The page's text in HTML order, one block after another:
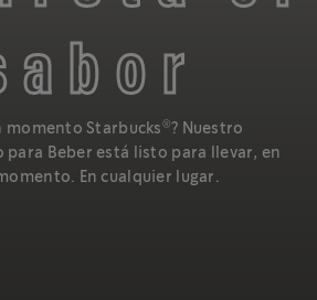
momento Starbucks ®? Nuestro
para Beber está listo para llevar, en
En cualquier lugar.
Starbucks Frappuccino